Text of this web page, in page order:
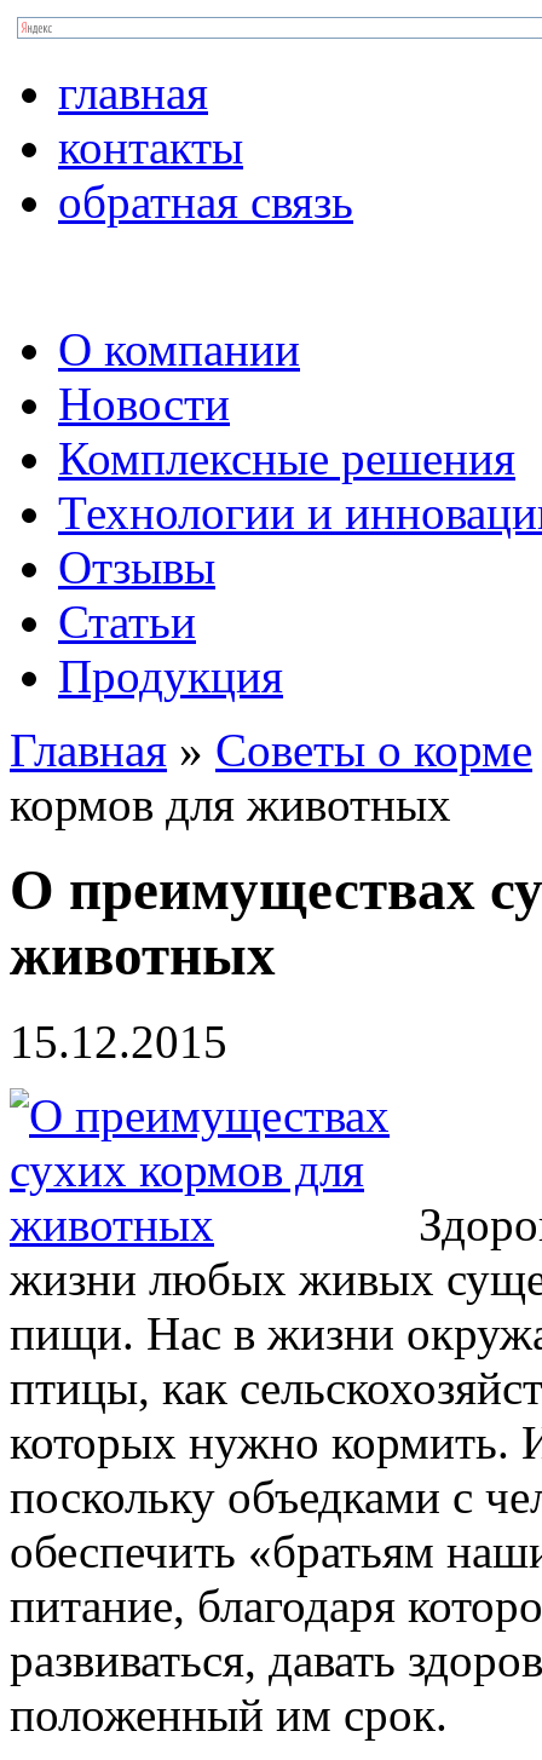
главная
контакты
обратная связь
О компании
Новости
Комплексные решения
Технологии и
Отзывы
Статьи
Продукция
Главная » Советы о корме
кормов для животных
О преимуществах
животных
15.12.2015
жизни любых живых
пищи. Нас в жизни
птицы, как
которых нужно кормить.
поскольку объедками с
обеспечить «братьям
питание, благодаря
развиваться, давать
положенный им срок.